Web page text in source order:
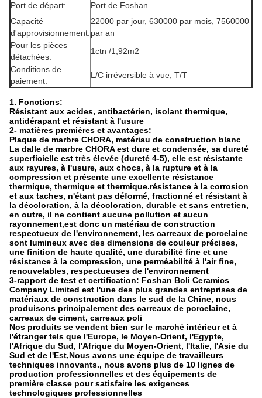
Port de départ:
Port de Foshan
Capacité
d'approvisionnement:
22000 par jour, 630000 par mois, 7560000
par an
Pour les pièces
détachées:
1ctn /1,92m2
Conditions de
paiement:
L/C irréversible à vue, T/T
1. Fonctions:
Résistant aux acides, antibactérien, isolant thermique,
antidérapant et résistant à l'usure
2- matières premières et avantages:
Plaque de marbre CHORA, matériau de construction blanc
La dalle de marbre CHORA est dure et condensée, sa dureté
superficielle est très élevée (dureté 4-5), elle est résistante
aux rayures, à l'usure, aux chocs, à la rupture et à la
compression et présente une excellente résistance
thermique, thermique et thermique.résistance à la corrosion
et aux taches, n'étant pas déformé, fractionné et résistant à
la décoloration, à la décoloration, durable et sans entretien,
en outre, il ne contient aucune pollution et aucun
rayonnement,est donc un matériau de construction
respectueux de l'environnement, les carreaux de porcelaine
sont lumineux avec des dimensions de couleur précises,
une finition de haute qualité, une durabilité fine et une
résistance à la compression, une perméabilité à l'air fine,
renouvelables, respectueuses de l'environnement
3-rapport de test et certification: Foshan Boli Ceramics
Company Limited est l'une des plus grandes entreprises de
matériaux de construction dans le sud de la Chine, nous
produisons principalement des carreaux de porcelaine,
carreaux de ciment, carreaux poli
Nos produits se vendent bien sur le marché intérieur et à
l'étranger tels que l'Europe, le Moyen-Orient, l'Egypte,
l'Afrique du Sud, l'Afrique du Moyen-Orient, l'Italie, l'Asie du
Sud et de l'Est,Nous avons une équipe de travailleurs
techniques innovants., nous avons plus de 10 lignes de
production professionnelles et des équipements de
première classe pour satisfaire les exigences
technologiques professionnelles